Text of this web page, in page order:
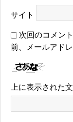
サイト
次回のコメン
前、メールアド
上に表示された